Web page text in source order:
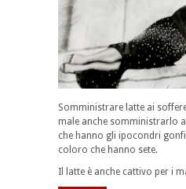
Somministrare latte ai
male anche somministrarlo
che hanno gli ipocondri
coloro che hanno sete.
Il latte è anche cattivo per i